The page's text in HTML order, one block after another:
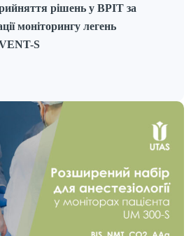
рішень у ВРІТ за
моніторингу легень
S